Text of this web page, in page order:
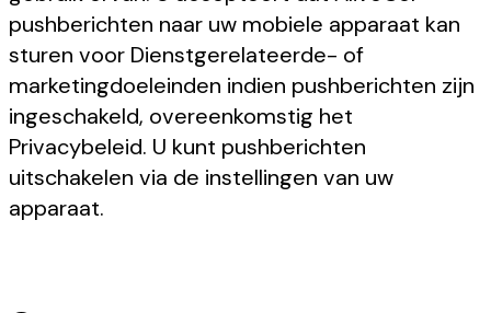
pushberichten naar uw mobiele apparaat kan
sturen voor Dienstgerelateerde- of
marketingdoeleinden indien pushberichten zijn
ingeschakeld, overeenkomstig het
Privacybeleid. U kunt pushberichten
uitschakelen via de instellingen van uw
apparaat.